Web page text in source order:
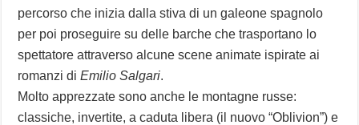
percorso che inizia dalla stiva di un galeone spagnolo
per poi proseguire su delle barche che trasportano lo
spettatore attraverso alcune scene animate ispirate ai
romanzi diEmilio Salgari.
Molto apprezzate sono anche le montagne russe:
classiche, invertite, a caduta libera (il nuovo “Oblivion”) e